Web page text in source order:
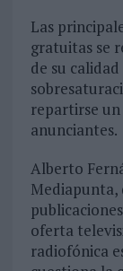
Las
gratuitas se
de su
repartirse
anunciantes.
Alberto
Mediapunta,
oferta
radiofónica